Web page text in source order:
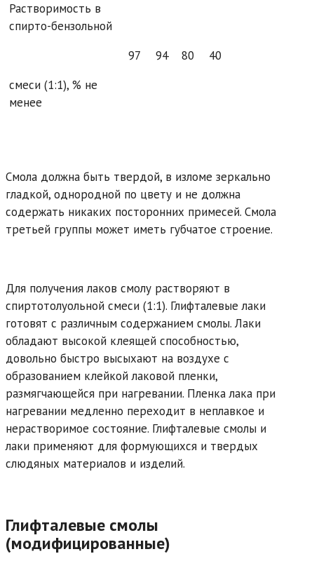
Растворимость в
спирто-бензольной
смеси (1:1), % не
менее
97 94 80 40
Смола должна быть твердой, в изломе зеркально
гладкой, однородной по цвету и не должна
содержать никаких посторонних примесей. Смола
третьей группы может иметь губчатое строение.
Для получения лаков смолу растворяют в
спиртотолуольной смеси (1:1). Глифталевые лаки
готовят с различным содержанием смолы. Лаки
обладают высокой клеящей способностью,
довольно быстро высыхают на воздухе с
образованием клейкой лаковой пленки,
размягчающейся при нагревании. Пленка лака при
нагревании медленно переходит в неплавкое и
нерастворимое состояние. Глифталевые смолы и
лаки применяют для формующихся и твердых
слюдяных материалов и изделий.
Глифталевые смолы
(модифицированные)